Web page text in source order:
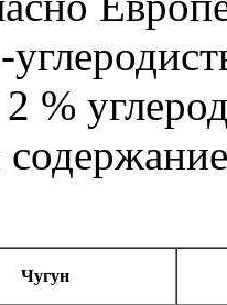
2 %
Чугун